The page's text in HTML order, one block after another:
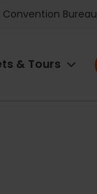
Convention Bureau
& Tours